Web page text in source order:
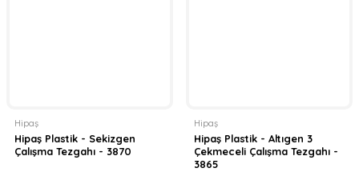
Hipaş
Hipaş Plastik - Sekizgen
Çalışma Tezgahı - 3870
Hipaş
Hipaş Plastik - Altıgen 3
Çekmeceli Çalışma Tezgahı -
3865